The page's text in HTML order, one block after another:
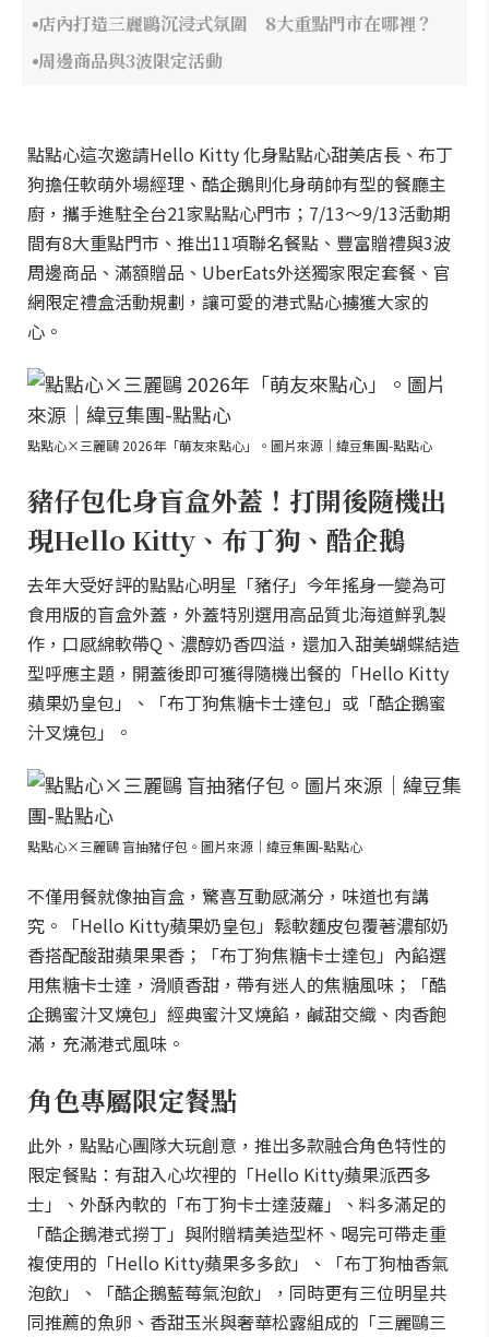
店內打造三麗鷗沉浸式氛圍 8大重點門市在哪裡？
周邊商品與3波限定活動
點點心這次邀請Hello Kitty 化身點點心甜美店長、布丁
狗擔任軟萌外場經理、酷企鵝則化身萌帥有型的餐廳主
廚，攜手進駐全台21家點點心門市；7/13～9/13活動期
間有8大重點門市、推出11項聯名餐點、豐富贈禮與3波
周邊商品、滿額贈品、UberEats外送獨家限定套餐、官
網限定禮盒活動規劃，讓可愛的港式點心擄獲大家的
心。
點點心×三麗鷗 2026年「萌友來點心」。圖片來源｜緯豆集團-點點心
豬仔包化身盲盒外蓋！打開後隨機出
現Hello Kitty、布丁狗、酷企鵝
去年大受好評的點點心明星「豬仔」今年搖身一變為可
食用版的盲盒外蓋，外蓋特別選用高品質北海道鮮乳製
作，口感綿軟帶Q、濃醇奶香四溢，還加入甜美蝴蝶結造
型呼應主題，開蓋後即可獲得隨機出餐的「Hello Kitty
蘋果奶皇包」、「布丁狗焦糖卡士達包」或「酷企鵝蜜
汁叉燒包」。
點點心×三麗鷗 盲抽豬仔包。圖片來源｜緯豆集團-點點心
不僅用餐就像抽盲盒，驚喜互動感滿分，味道也有講
究。「Hello Kitty蘋果奶皇包」鬆軟麵皮包覆著濃郁奶
香搭配酸甜蘋果果香；「布丁狗焦糖卡士達包」內餡選
用焦糖卡士達，滑順香甜，帶有迷人的焦糖風味；「酷
企鵝蜜汁叉燒包」經典蜜汁叉燒餡，鹹甜交織、肉香飽
滿，充滿港式風味。
角色專屬限定餐點
此外，點點心團隊大玩創意，推出多款融合角色特性的
限定餐點：有甜入心坎裡的「Hello Kitty蘋果派西多
士」、外酥內軟的「布丁狗卡士達菠蘿」、料多滿足的
「酷企鵝港式撈丁」與附贈精美造型杯、喝完可帶走重
複使用的「Hello Kitty蘋果多多飲」、「布丁狗柚香氣
泡飲」、「酷企鵝藍莓氣泡飲」，同時更有三位明星共
同推薦的魚卵、香甜玉米與奢華松露組成的「三麗鷗三